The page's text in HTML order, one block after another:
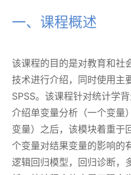
一、课程概述
该课程的目的是对教育和社
技术进行介绍，同时使用
SPSS。该课程针对统计学
介绍单变量分析（一个变量
变量）之后，该模块着重于
个变量对结果变量的影响的
逻辑回归模型，回归诊断，